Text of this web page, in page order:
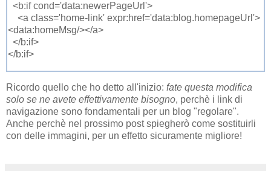
<b:if cond='data:newerPageUrl'>
<a class='home-link' expr:href='data:blog.homepageUrl'>
<data:homeMsg/></a>
</b:if>
</b:if>
Ricordo quello che ho detto all'inizio: fate questa modifica
solo se ne avete effettivamente bisogno, perchè i link di
navigazione sono fondamentali per un blog "regolare".
Anche perchè nel prossimo post spiegherò come sostituirli
con delle immagini, per un effetto sicuramente migliore!